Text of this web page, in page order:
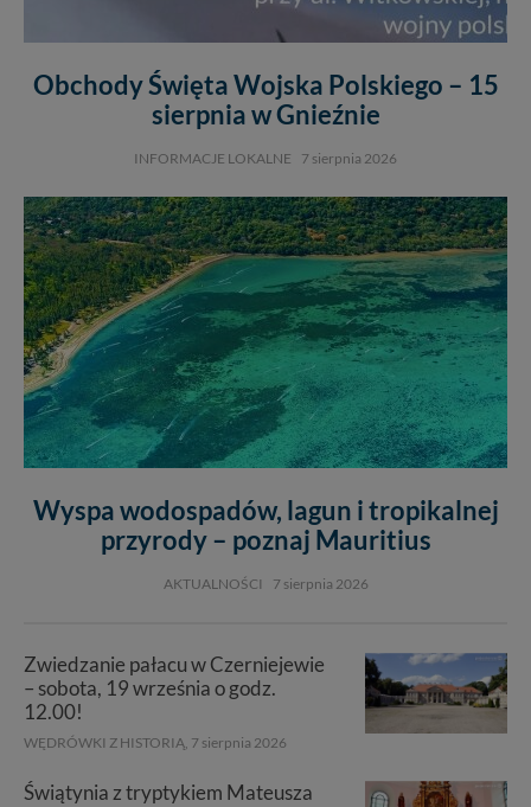
Obchody Święta Wojska Polskiego – 15
sierpnia w Gnieźnie
INFORMACJE LOKALNE 7 sierpnia 2026
Wyspa wodospadów, lagun i tropikalnej
przyrody – poznaj Mauritius
AKTUALNOŚCI 7 sierpnia 2026
Zwiedzanie pałacu w Czerniejewie
– sobota, 19 września o godz.
12.00!
WĘDRÓWKI Z HISTORIĄ, 7 sierpnia 2026
Świątynia z tryptykiem Mateusza